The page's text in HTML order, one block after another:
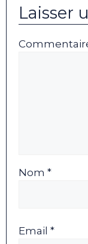
Laisser
Nom *
Email *